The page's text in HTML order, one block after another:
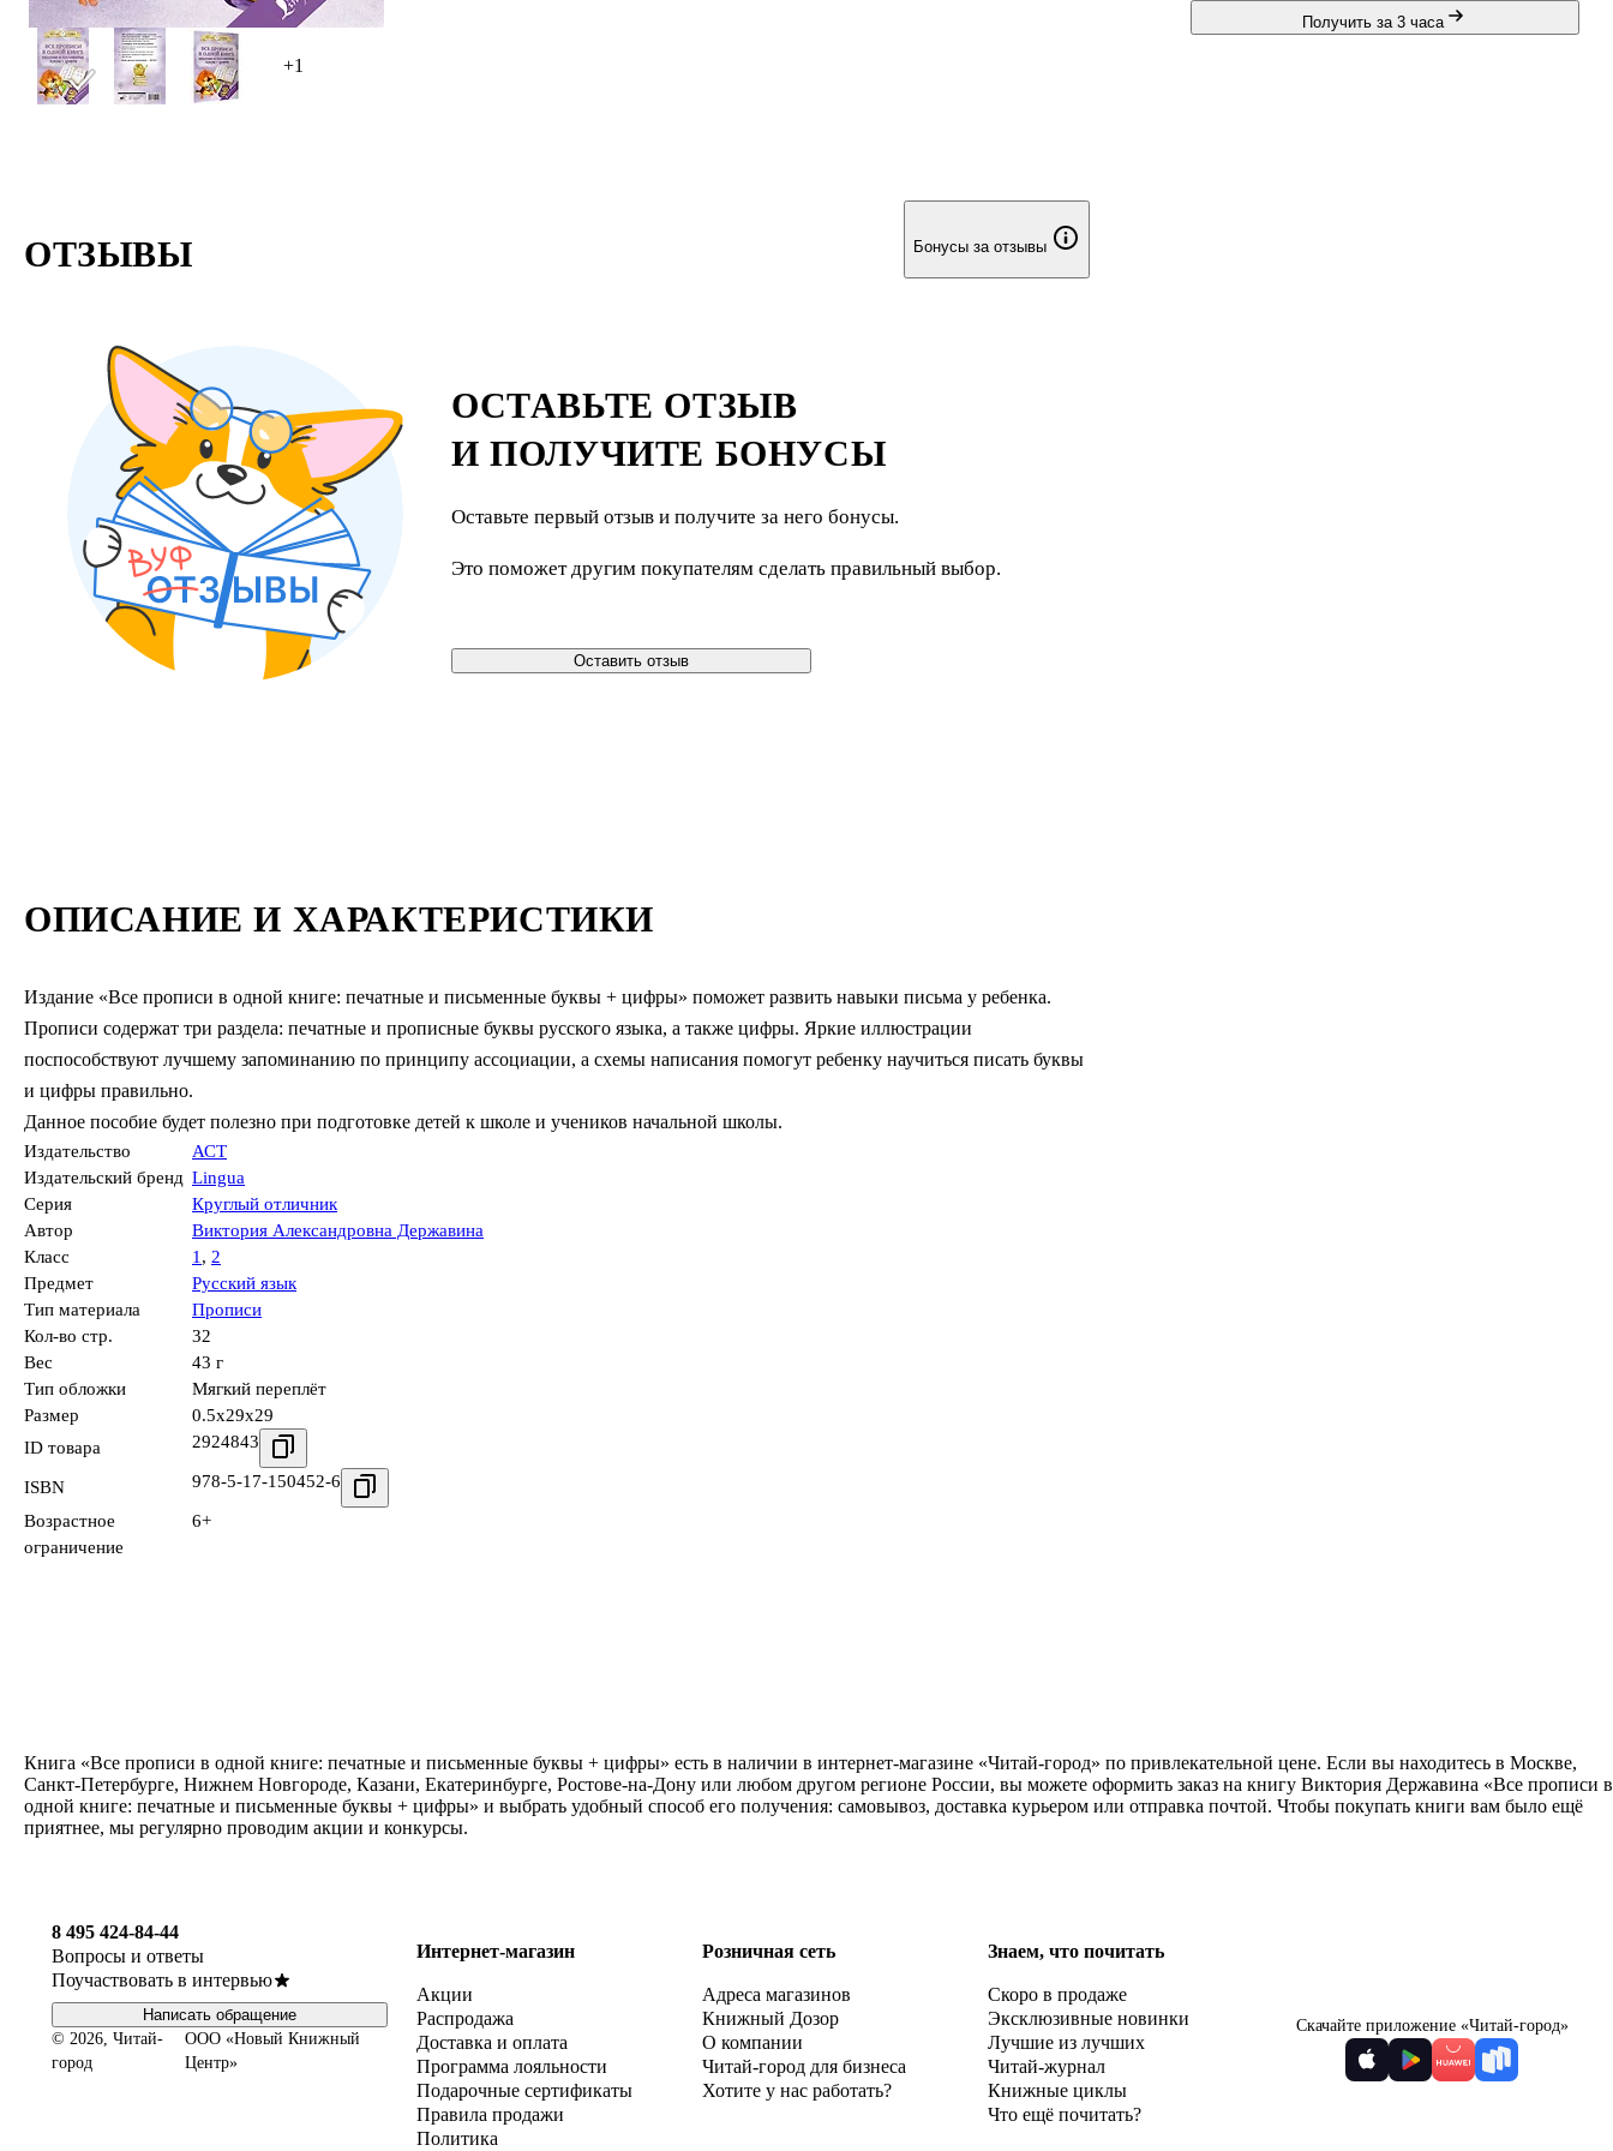
+1
Получить за 3 часа
ОПИСАНИЕ И ХАРАКТЕРИСТИКИ
Издание «Все прописи в одной книге: печатные и письменные буквы + цифры» поможет развить навыки письма у ребенка.
Прописи содержат три раздела: печатные и прописные буквы русского языка, а также цифры. Яркие иллюстрации
поспособствуют лучшему запоминанию по принципу ассоциации, а схемы написания помогут ребенку научиться писать буквы
и цифры правильно.
Данное пособие будет полезно при подготовке детей к школе и учеников начальной школы.
Издательство
АСТ
Издательский бренд Lingua
Серия
Круглый отличник
Автор
Виктория Александровна Державина
Класс
1 , 2
Предмет
Русский язык
Тип материала
Прописи
Кол-во стр.
32
Вес
43 г
Тип обложки
Мягкий переплёт
Размер
0.5x29x29
ID товара
2924843
ISBN 978-5-17-150452-6
Возрастное
ограничение
6+
ОТЗЫВЫ Бонусы за отзывы
ОСТАВЬТЕ ОТЗЫВ
И ПОЛУЧИТЕ БОНУСЫ
Оставьте первый отзыв и получите за него бонусы.
Это поможет другим покупателям сделать правильный выбор.
Оставить отзыв
Книга «Все прописи в одной книге: печатные и письменные буквы + цифры» есть в наличии в интернет-магазине «Читай-город» по привлекательной цене. Если вы находитесь в Москве,
Санкт-Петербурге, Нижнем Новгороде, Казани, Екатеринбурге, Ростове-на-Дону или любом другом регионе России, вы можете оформить заказ на книгу Виктория Державина «Все прописи в
одной книге: печатные и письменные буквы + цифры» и выбрать удобный способ его получения: самовывоз, доставка курьером или отправка почтой. Чтобы покупать книги вам было ещё
приятнее, мы регулярно проводим акции и конкурсы.
8 495 424-84-44
Вопросы и ответы
Поучаствовать в интервью
Написать обращение
© 2026, Читай-
город
ООО «Новый Книжный
Центр»
Интернет-магазин
Акции
Распродажа
Доставка и оплата
Программа лояльности
Подарочные сертификаты
Правила продажи
Политика
Розничная сеть
Адреса магазинов
Книжный Дозор
О компании
Читай-город для бизнеса
Хотите у нас работать?
Знаем, что почитать
Скоро в продаже
Эксклюзивные новинки
Лучшие из лучших
Читай-журнал
Книжные циклы
Что ещё почитать?
Скачайте приложение «Читай-город»